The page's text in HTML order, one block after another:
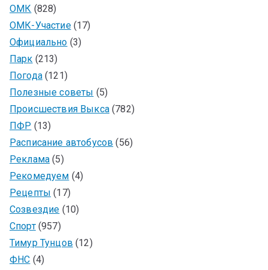
ОМК (828)
ОМК-Участие(17)
Официально (3)
Парк (213)
Погода(121)
Полезные советы (5)
Происшествия Выкса(782)
ПФР (13)
Расписание автобусов (56)
Реклама (5)
Рекомедуем (4)
Рецепты (17)
Созвездие (10)
Спорт(957)
Тимур Тунцов (12)
ФНС (4)